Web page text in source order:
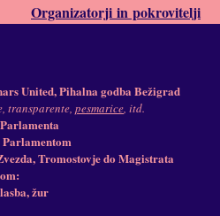
Organizatorji in pokrovitelji
United, Pihalna godba Bežigrad
transparente, pesmarice, itd.
Tromostovje do Magistrata
žur